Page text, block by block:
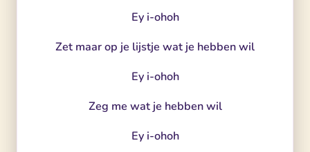
Ey i-ohoh
Zet maar op je lijstje wat je hebben wil
Ey i-ohoh
Zeg me wat je hebben wil
Ey i-ohoh